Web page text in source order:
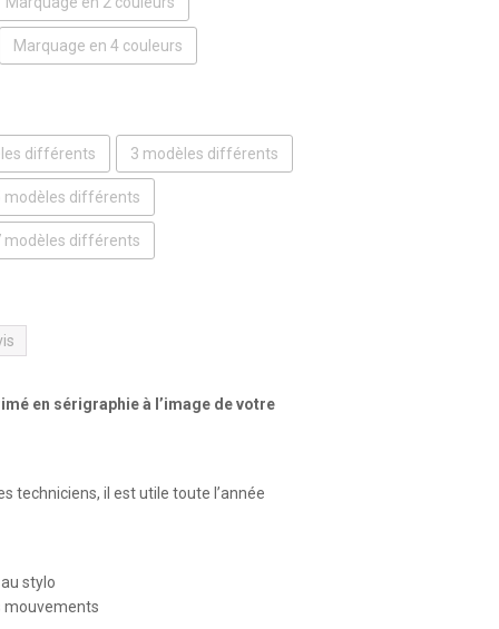
Marquage en 4 couleurs
différents 3 modèles différents
modèles différents
modèles différents
en sérigraphie à l’image de votre
techniciens, il est utile toute l’année
stylo
mouvements